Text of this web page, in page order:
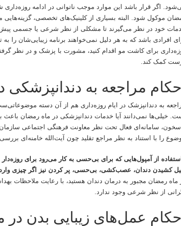
اگر قرار باشد این موارد موجب ناتوانی در ادامه روزه‌داری
موکول شود. البته بسیاری از کلینیک‌های تخصصی، گزینه‌هایی
خود در نظر می‌گیرند تا مشکلی از نظر شرعی یا جسمی پیش
افرادی باشد که به هر دلیل نمی‌خواهند برنامه زیبایی‌شان را به
برای کاشت مو اقدام کنید، مشورت با پزشک و در نظر
کمک کند.
مراجعه به دندانپزشکی
به دندانپزشک در ایام روزه‌داری هم از آن دسته
خیلی‌ها نمی‌دانند آیا خدمات دندانپزشکی در ماه رمضان
سامانه‌ای فعال‌ تحت نظر معاونت فرهنگی اجتماعی سازمان
را با استناد به نظر مراجع تقلید چون آیت‌‍‌الله خامنه‌ای
استفاده از آمپول‌هایی که برای بی‌حسی به کار می‌رود برای روزه‌دار
کشیدن دندان، عصب‌کشی، بی‌حسی، پر کردن نیز اگر چیزی
ماه رمضان مجبور به درمان دندان هستید، با رعایت ملاحظات
از نظر شرعی وجود ندارد.
عمل‌های زیبایی بدن در